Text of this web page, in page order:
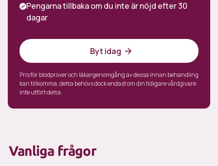
Pengarna tillbaka om du inte är nöjd efter 30
dagar
Byt idag
Pris för blodprover och läkargenomgång av dessa innan behandling
kan tillkomma, detta behövs dock endast om din tidigare vårdgivare
inte utfört detta.
Vanliga frågor